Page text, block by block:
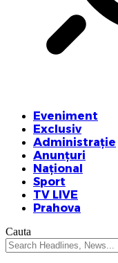
Eveniment
Exclusiv
Administrație
Anunțuri
Național
Sport
TV LIVE
Prahova
Cauta